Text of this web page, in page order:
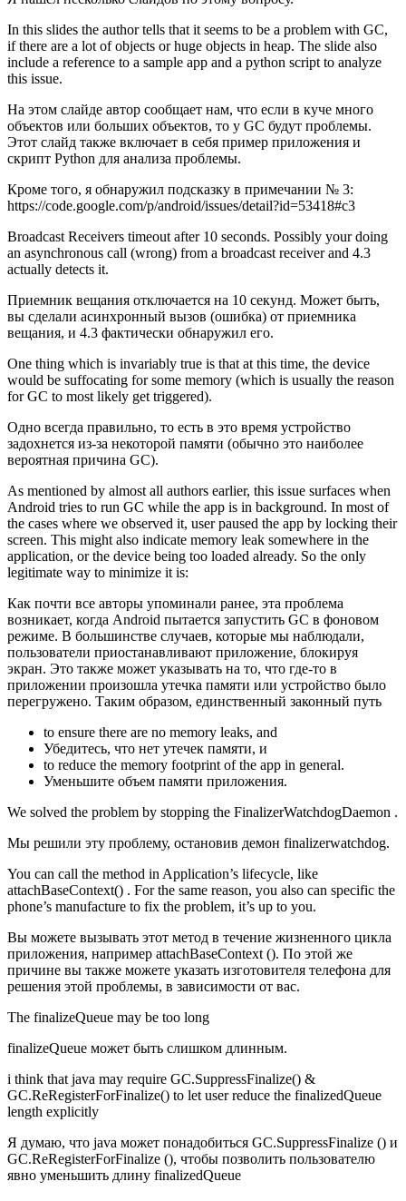
In this slides the author tells that it seems to be a problem with GC,
if there are a lot of objects or huge objects in heap. The slide also
include a reference to a sample app and a python script to analyze
this issue.
На этом слайде автор сообщает нам, что если в куче много
объектов или больших объектов, то у GC будут проблемы.
Этот слайд также включает в себя пример приложения и
скрипт Python для анализа проблемы.
Кроме того, я обнаружил подсказку в примечании № 3:
https://code.google.com/p/android/issues/detail?id=53418#c3
Broadcast Receivers timeout after 10 seconds. Possibly your doing
an asynchronous call (wrong) from a broadcast receiver and 4.3
actually detects it.
Приемник вещания отключается на 10 секунд. Может быть,
вы сделали асинхронный вызов (ошибка) от приемника
вещания, и 4.3 фактически обнаружил его.
One thing which is invariably true is that at this time, the device
would be suffocating for some memory (which is usually the reason
for GC to most likely get triggered).
Одно всегда правильно, то есть в это время устройство
задохнется из-за некоторой памяти (обычно это наиболее
вероятная причина GC).
As mentioned by almost all authors earlier, this issue surfaces when
Android tries to run GC while the app is in background. In most of
the cases where we observed it, user paused the app by locking their
screen. This might also indicate memory leak somewhere in the
application, or the device being too loaded already. So the only
legitimate way to minimize it is:
Как почти все авторы упоминали ранее, эта проблема
возникает, когда Android пытается запустить GC в фоновом
режиме. В большинстве случаев, которые мы наблюдали,
пользователи приостанавливают приложение, блокируя
экран. Это также может указывать на то, что где-то в
приложении произошла утечка памяти или устройство было
перегружено. Таким образом, единственный законный путь
to ensure there are no memory leaks, and
Убедитесь, что нет утечек памяти, и
to reduce the memory footprint of the app in general.
Уменьшите объем памяти приложения.
We solved the problem by stopping the FinalizerWatchdogDaemon .
Мы решили эту проблему, остановив демон finalizerwatchdog.
You can call the method in Application’s lifecycle, like
attachBaseContext() . For the same reason, you also can specific the
phone’s manufacture to fix the problem, it’s up to you.
Вы можете вызывать этот метод в течение жизненного цикла
приложения, например attachBaseContext (). По этой же
причине вы также можете указать изготовителя телефона для
решения этой проблемы, в зависимости от вас.
The finalizeQueue may be too long
finalizeQueue может быть слишком длинным.
i think that java may require GC.SuppressFinalize() &
GC.ReRegisterForFinalize() to let user reduce the finalizedQueue
length explicitly
Я думаю, что java может понадобиться GC.SuppressFinalize () и
GC.ReRegisterForFinalize (), чтобы позволить пользователю
явно уменьшить длину finalizedQueue